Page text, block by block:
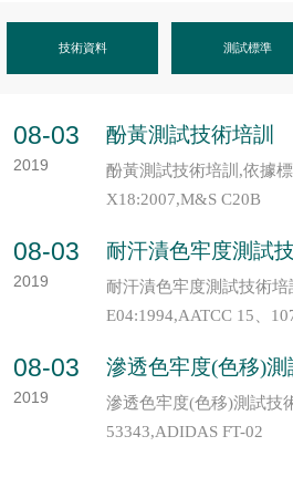
技術資料 測試標準
08-03
2019
酚黃測試技術培訓
酚黃測試技術培訓,依據
X18:2007,M&S C20B
08-03
2019
耐汗漬色牢度測試
耐汗漬色牢度測試技術
E04:1994,AATCC 15、
08-03
2019
滲透色牢度(色移)測
滲透色牢度(色移)測試技
53343,ADIDAS FT-02